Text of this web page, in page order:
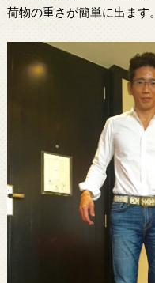
荷物の重さが簡単に出ます。